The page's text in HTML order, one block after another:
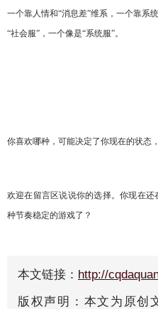
一个靠人情和“消息差”维系，一个靠系
“社会服”，一个像是“系统服”。
你喜欢哪种，可能决定了你现在的状态
欢迎在留言区说说你的选择。你现在
种节奏稳定的游戏了？
本文链接： http://
版权声明：本文为原创